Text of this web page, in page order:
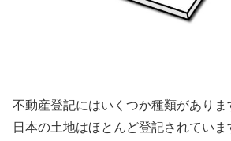
不動産登記にはいくつか種類がありま
日本の土地はほとんど登記されてい